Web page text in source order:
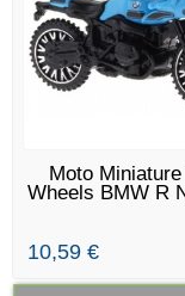
EN STOCK
Moto
Wheels BMW R
10,59 €